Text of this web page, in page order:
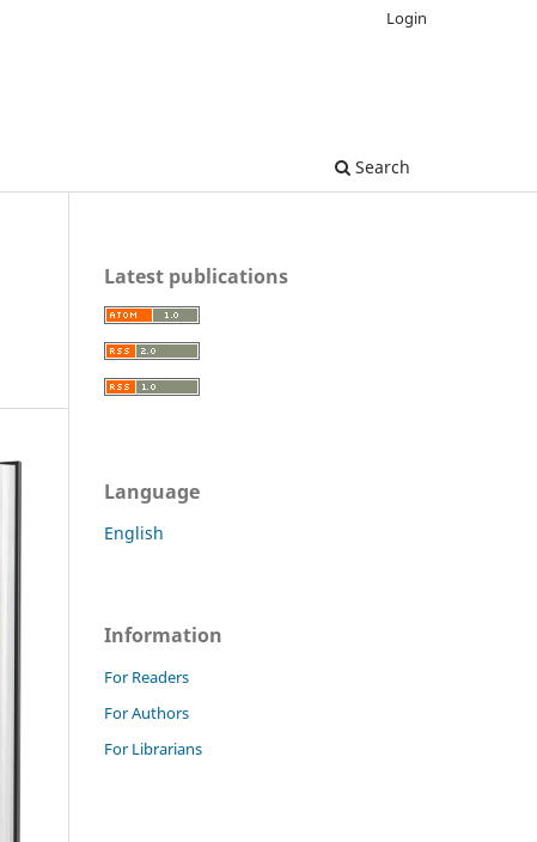
Search
Login
Latest publications
Language
English
Information
For Readers
For Authors
For Librarians